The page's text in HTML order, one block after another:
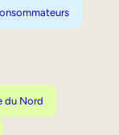
du Nord